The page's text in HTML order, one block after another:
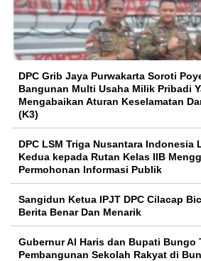
DPC Grib Jaya Purwakarta Soroti
Bangunan Multi Usaha Milik Pribadi
Mengabaikan Aturan Keselamatan
(K3)
DPC LSM Triga Nusantara Indonesia
Kedua kepada Rutan Kelas IIB
Permohonan Informasi Publik
Sangidun Ketua IPJT DPC Cilacap
Berita Benar Dan Menarik
​Gubernur Al Haris dan Bupati Bungo
Pembangunan Sekolah Rakyat di